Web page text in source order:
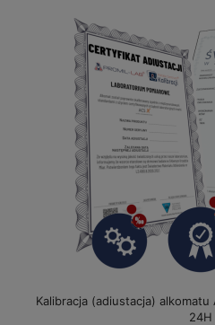
Kalibracja (adiustacja) alkomatu
24H